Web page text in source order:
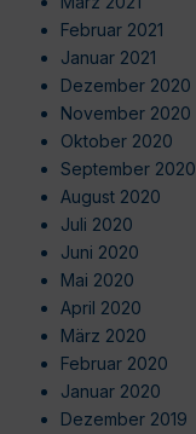
Februar 2021
Januar 2021
Dezember 2020
November 2020
Oktober 2020
September 2020
August 2020
Juli 2020
Juni 2020
Mai 2020
April 2020
März 2020
Februar 2020
Januar 2020
Dezember 2019